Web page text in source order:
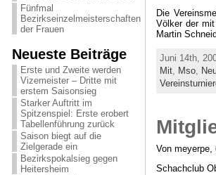
Fünfmal
Bezirkseinzelmeisterschaften
der Frauen
Neueste Beiträge
Erste und Zweite werden
Vizemeister – Dritte mit
erstem Saisonsieg
Starker Auftritt im
Spitzenspiel: Erste erobert
Tabellenführung zurück
Saison biegt auf die
Zielgerade ein
Bezirkspokalsieg gegen
Heitersheim
Die
Völker der
Martin
Juni 14th,
Mit, Mso,
Von meyerpe,
Schachclub